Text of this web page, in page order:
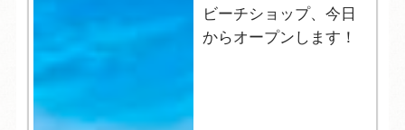
ビーチショップ、今日
からオープンします！